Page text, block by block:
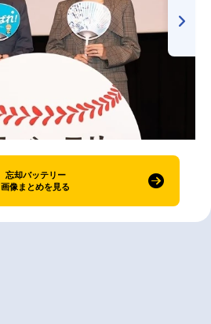
忘却バッテリー
画像まとめを見る